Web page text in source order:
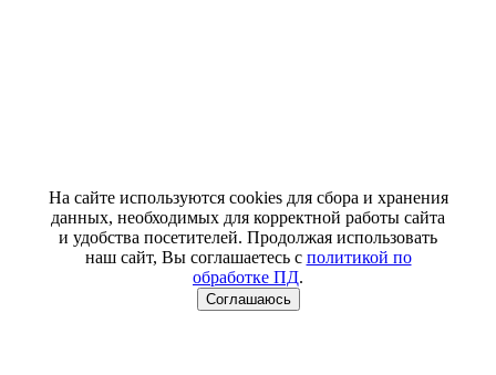
На сайте используются cookies для сбора и хранения
данных, необходимых для корректной работы сайта
и удобства посетителей. Продолжая использовать
наш сайт, Вы соглашаетесь с политикой по
обработке ПД.
Соглашаюсь